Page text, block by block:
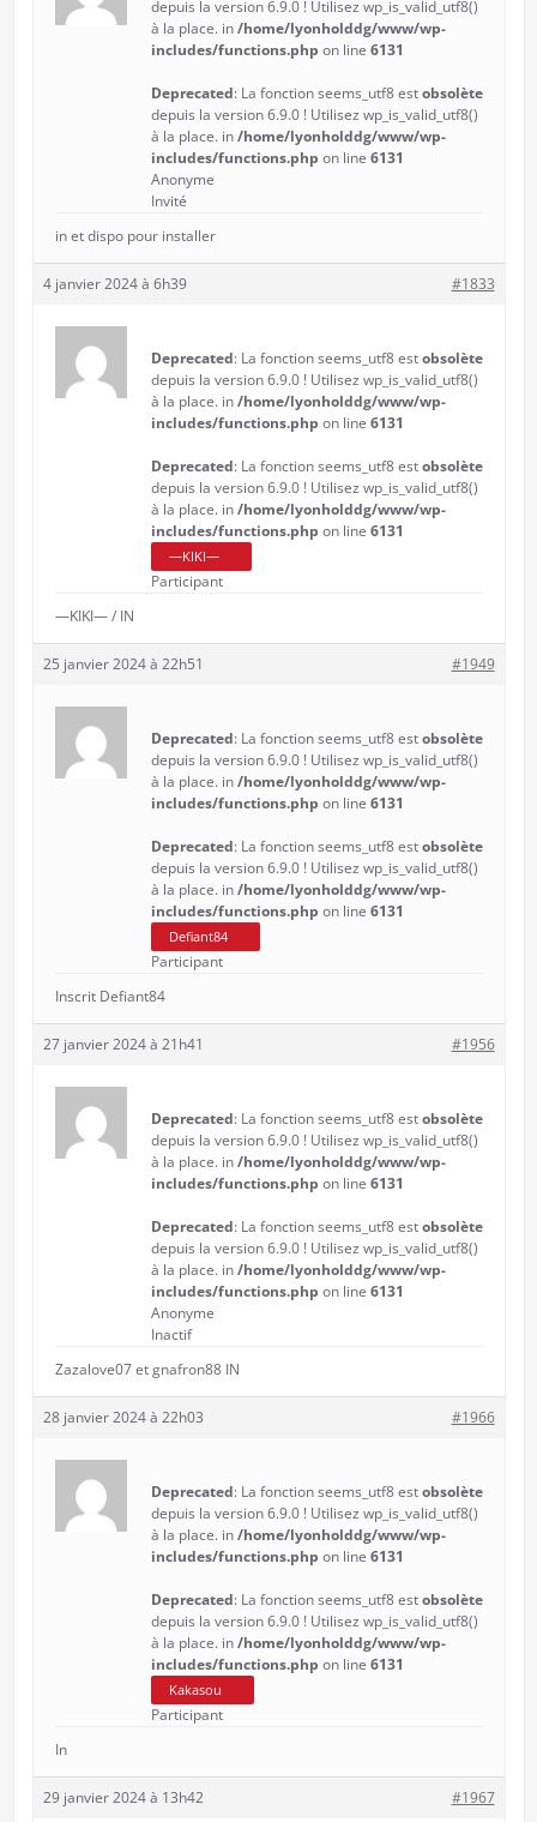
depuis la version 6.9.0 ! Utilisez wp_is_valid_utf8()
à la place. in/home/lyonholddg/www/wp-
includes/functions.php on line 6131
Deprecated: La fonction seems_utf8 estobsolète
depuis la version 6.9.0 ! Utilisez wp_is_valid_utf8()
à la place. in/home/lyonholddg/www/wp-
includes/functions.php on line 6131
Anonyme
Invité
in et dispo pour installer
4 janvier 2024 à 6h39 #1833
Deprecated: La fonction seems_utf8 estobsolète
depuis la version 6.9.0 ! Utilisez wp_is_valid_utf8()
à la place. in/home/lyonholddg/www/wp-
includes/functions.php on line 6131
Deprecated: La fonction seems_utf8 estobsolète
depuis la version 6.9.0 ! Utilisez wp_is_valid_utf8()
à la place. in/home/lyonholddg/www/wp-
includes/functions.php on line 6131
—KIKI—
Participant
—KIKI— / IN
25 janvier 2024 à 22h51 #1949
Deprecated: La fonction seems_utf8 estobsolète
depuis la version 6.9.0 ! Utilisez wp_is_valid_utf8()
à la place. in/home/lyonholddg/www/wp-
includes/functions.php on line 6131
Deprecated: La fonction seems_utf8 estobsolète
depuis la version 6.9.0 ! Utilisez wp_is_valid_utf8()
à la place. in/home/lyonholddg/www/wp-
includes/functions.php on line 6131
Defiant84
Participant
Inscrit Defiant84
27 janvier 2024 à 21h41 #1956
Deprecated: La fonction seems_utf8 estobsolète
depuis la version 6.9.0 ! Utilisez wp_is_valid_utf8()
à la place. in/home/lyonholddg/www/wp-
includes/functions.php on line 6131
Deprecated: La fonction seems_utf8 estobsolète
depuis la version 6.9.0 ! Utilisez wp_is_valid_utf8()
à la place. in/home/lyonholddg/www/wp-
includes/functions.php on line 6131
Anonyme
Inactif
Zazalove07 et gnafron88 IN
28 janvier 2024 à 22h03 #1966
Deprecated: La fonction seems_utf8 estobsolète
depuis la version 6.9.0 ! Utilisez wp_is_valid_utf8()
à la place. in/home/lyonholddg/www/wp-
includes/functions.php on line 6131
Deprecated: La fonction seems_utf8 estobsolète
depuis la version 6.9.0 ! Utilisez wp_is_valid_utf8()
à la place. in/home/lyonholddg/www/wp-
includes/functions.php on line 6131
Kakasou
Participant
In
29 janvier 2024 à 13h42 #1967